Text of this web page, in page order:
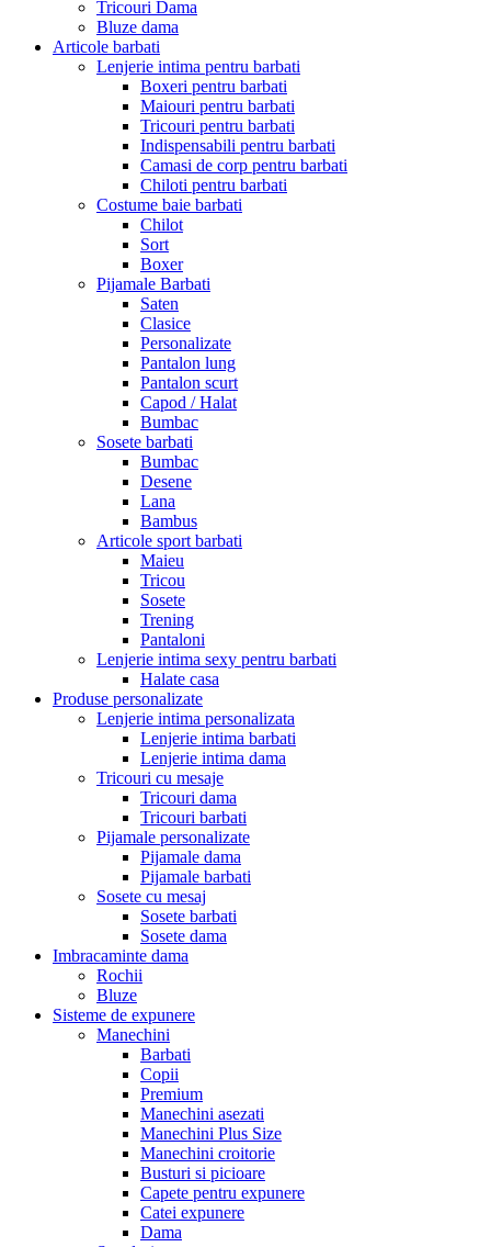
Tricouri Dama
Bluze dama
Articole barbati
Lenjerie intima pentru barbati
Boxeri pentru barbati
Maiouri pentru barbati
Tricouri pentru barbati
Indispensabili pentru barbati
Camasi de corp pentru barbati
Chiloti pentru barbati
Costume baie barbati
Chilot
Sort
Boxer
Pijamale Barbati
Saten
Clasice
Personalizate
Pantalon lung
Pantalon scurt
Capod / Halat
Bumbac
Sosete barbati
Bumbac
Desene
Lana
Bambus
Articole sport barbati
Maieu
Tricou
Sosete
Trening
Pantaloni
Lenjerie intima sexy pentru barbati
Halate casa
Produse personalizate
Lenjerie intima personalizata
Lenjerie intima barbati
Lenjerie intima dama
Tricouri cu mesaje
Tricouri dama
Tricouri barbati
Pijamale personalizate
Pijamale dama
Pijamale barbati
Sosete cu mesaj
Sosete barbati
Sosete dama
Imbracaminte dama
Rochii
Bluze
Sisteme de expunere
Manechini
Barbati
Copii
Premium
Manechini asezati
Manechini Plus Size
Manechini croitorie
Busturi si picioare
Capete pentru expunere
Catei expunere
Dama